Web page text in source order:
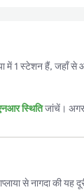
में 1 स्टेशन हैं,
स्थितिजांचें। अगर
से नागदा की